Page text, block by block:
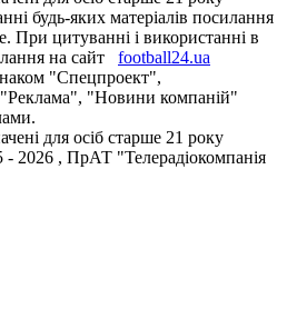
будь-яких матеріалів посилання
При цитуванні і використанні в
на сайт
football24.ua
"Спецпроект",
"Новини компаній"
для осіб старше 21 року
- 2026 , ПрАТ "Телерадіокомпанія